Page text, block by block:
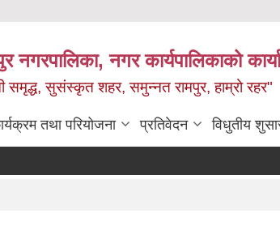
नगरपालिका, नगर कार्यपालिकाको
समृद्ध, सुसंस्कृत शहर, समुन्नत रामपुर, हाम्रो रहर"
तथा परियोजना प्रतिवेदन विधुतीय